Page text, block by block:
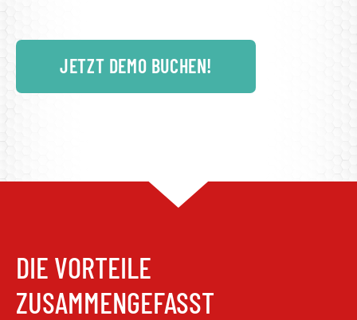
JETZT DEMO BUCHEN!
DIE VORTEILE
ZUSAMMENGEFASST